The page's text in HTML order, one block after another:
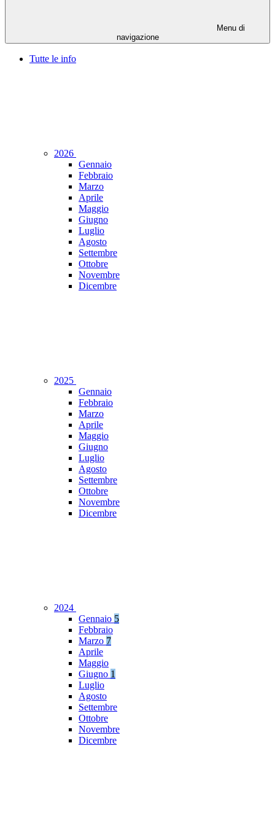
Menu di
navigazione
Tutte le info
2026
Gennaio
Febbraio
Marzo
Aprile
Maggio
Giugno
Luglio
Agosto
Settembre
Ottobre
Novembre
Dicembre
2025
Gennaio
Febbraio
Marzo
Aprile
Maggio
Giugno
Luglio
Agosto
Settembre
Ottobre
Novembre
Dicembre
2024
Gennaio 5
Febbraio
Marzo 7
Aprile
Maggio
Giugno 1
Luglio
Agosto
Settembre
Ottobre
Novembre
Dicembre